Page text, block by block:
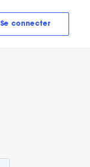
Se connecter